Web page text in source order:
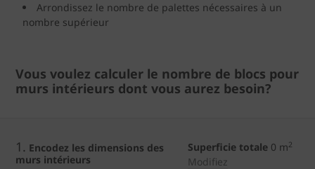
Arrondissez le nombre de palettes nécessaires à un
nombre supérieur
Vous voulez calculer le nombre de blocs pour
murs intérieurs dont vous aurez besoin?
1. Encodez les dimensions des
murs intérieurs
Superficie totale 0 m2
Modifiez